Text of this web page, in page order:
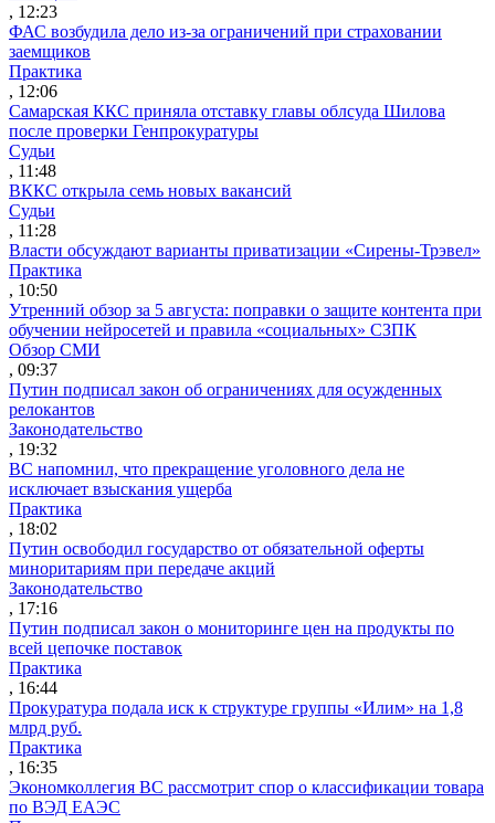
, 12:23
ФАС возбудила дело из-за ограничений при страховании
заемщиков
Практика
, 12:06
Самарская ККС приняла отставку главы облсуда Шилова
после проверки Генпрокуратуры
Судьи
, 11:48
ВККС открыла семь новых вакансий
Судьи
, 11:28
Власти обсуждают варианты приватизации «Сирены-Трэвел»
Практика
, 10:50
Утренний обзор за 5 августа: поправки о защите контента при
обучении нейросетей и правила «социальных» СЗПК
Обзор СМИ
, 09:37
Путин подписал закон об ограничениях для осужденных
релокантов
Законодательство
, 19:32
ВС напомнил, что прекращение уголовного дела не
исключает взыскания ущерба
Практика
, 18:02
Путин освободил государство от обязательной оферты
миноритариям при передаче акций
Законодательство
, 17:16
Путин подписал закон о мониторинге цен на продукты по
всей цепочке поставок
Практика
, 16:44
Прокуратура подала иск к структуре группы «Илим» на 1,8
млрд руб.
Практика
, 16:35
Экономколлегия ВС рассмотрит спор о классификации товара
по ВЭД ЕАЭС